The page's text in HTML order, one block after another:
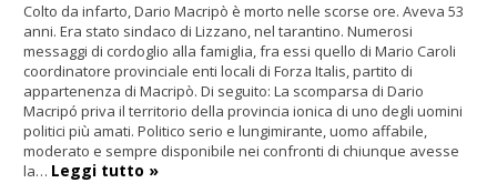
Colto da infarto, Dario Macripò è morto nelle scorse ore. Aveva 53
anni. Era stato sindaco di Lizzano, nel tarantino. Numerosi
messaggi di cordoglio alla famiglia, fra essi quello di Mario Caroli
coordinatore provinciale enti locali di Forza Italis, partito di
appartenenza di Macripò. Di seguito: La scomparsa di Dario
Macripó priva il territorio della provincia ionica di uno degli uomini
politici più amati. Politico serio e lungimirante, uomo affabile,
moderato e sempre disponibile nei confronti di chiunque avesse
la… Leggi tutto »